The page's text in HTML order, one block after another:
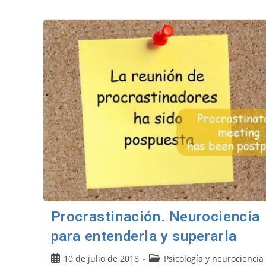
Procrastinación. Neurociencia
para entenderla y superarla
Publicación
10 de julio de 2018
Categoría
Psicología y neurociencia